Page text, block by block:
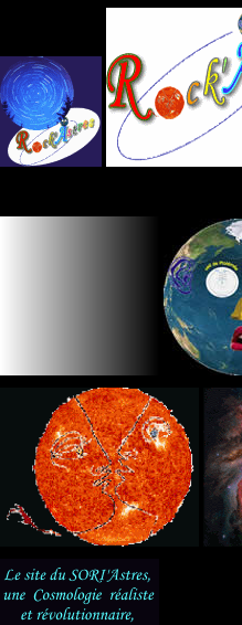
Panneau de gestion des cookies